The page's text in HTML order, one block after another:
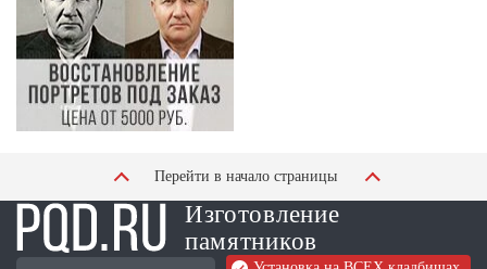
Перейти в начало страницы
Изготовление
памятников